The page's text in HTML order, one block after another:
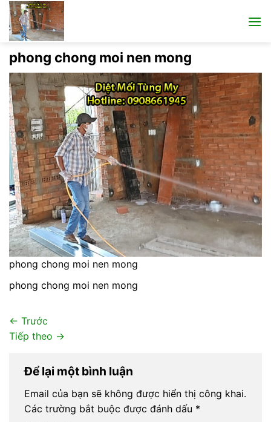
Bỏ
qua
nội
dungphong chong moi nen mong
phong chong moi nen mong
phong chong moi nen mong
← Trước
Tiếp theo →
Để lại một bình luận
Email của bạn sẽ không được hiển thị công khai.
Các trường bắt buộc được đánh dấu *